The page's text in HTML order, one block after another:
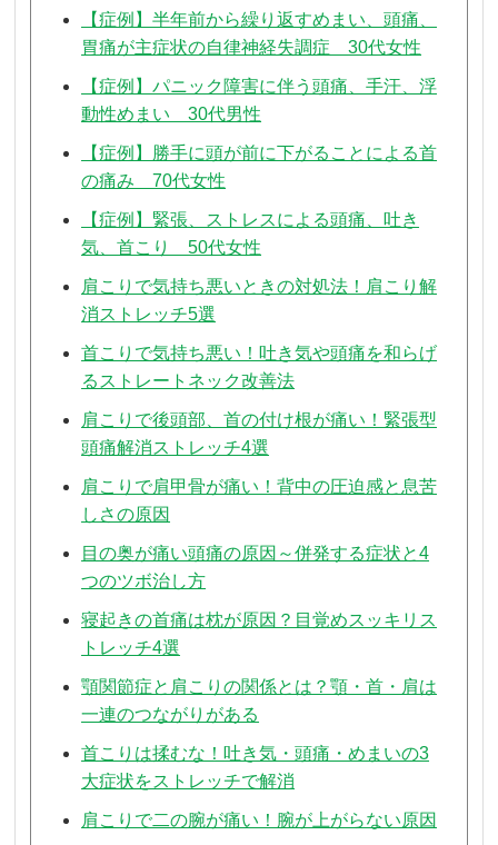
【症例】半年前から繰り返すめまい、頭痛、
胃痛が主症状の自律神経失調症 30代女性
【症例】パニック障害に伴う頭痛、手汗、浮
動性めまい 30代男性
【症例】勝手に頭が前に下がることによる首
の痛み 70代女性
【症例】緊張、ストレスによる頭痛、吐き
気、首こり 50代女性
肩こりで気持ち悪いときの対処法！肩こり解
消ストレッチ5選
首こりで気持ち悪い！吐き気や頭痛を和らげ
るストレートネック改善法
肩こりで後頭部、首の付け根が痛い！緊張型
頭痛解消ストレッチ4選
肩こりで肩甲骨が痛い！背中の圧迫感と息苦
しさの原因
目の奥が痛い頭痛の原因～併発する症状と4
つのツボ治し方
寝起きの首痛は枕が原因？目覚めスッキリス
トレッチ4選
顎関節症と肩こりの関係とは？顎・首・肩は
一連のつながりがある
首こりは揉むな！吐き気・頭痛・めまいの3
大症状をストレッチで解消
肩こりで二の腕が痛い！腕が上がらない原因